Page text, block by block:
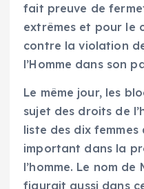
fait preuve de
extrêmes et pour le
contre la violation
l’Homme dans son
Le même jour, les
sujet des droits de
liste des dix
important dans la
l’homme. Le nom
figurait aussi dans